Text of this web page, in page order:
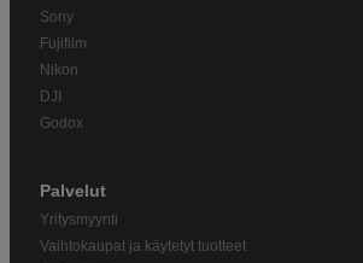
Sony
Fujifilm
Nikon
DJI
Godox
Palvelut
Yritysmyynti
Vaihtokaupat ja käytetyt tuotteet